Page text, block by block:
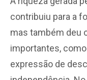
contribuiu para a
mas também deu
importantes,
expressão de